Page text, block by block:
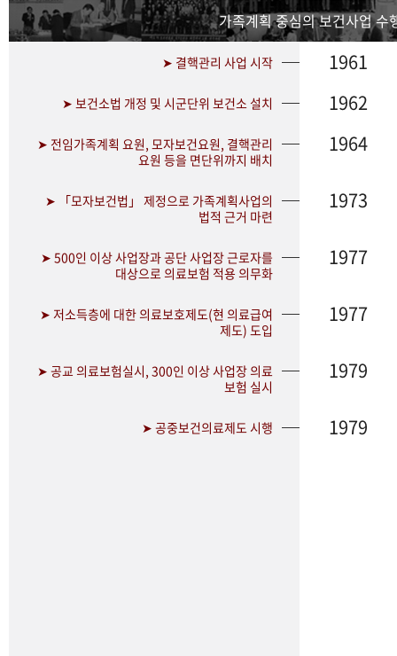
가족계획 중심의 보건사업 수
➤ 결핵관리 사업 시작 1961
➤ 보건소법 개정 및 시군단위 보건소 설치 1962
➤ 전임가족계획 요원, 모자보건요원, 결핵관리
요원 등을 면단위까지 배치
1964
➤ 「모자보건법」 제정으로 가족계획사업의
법적 근거 마련
1973
➤ 500인 이상 사업장과 공단 사업장 근로자를
대상으로 의료보험 적용 의무화
1977
➤ 저소득층에 대한 의료보호제도(현 의료급여
제도) 도입
1977
➤ 공교 의료보험실시, 300인 이상 사업장 의료
보험 실시
1979
➤ 공중보건의료제도 시행 1979